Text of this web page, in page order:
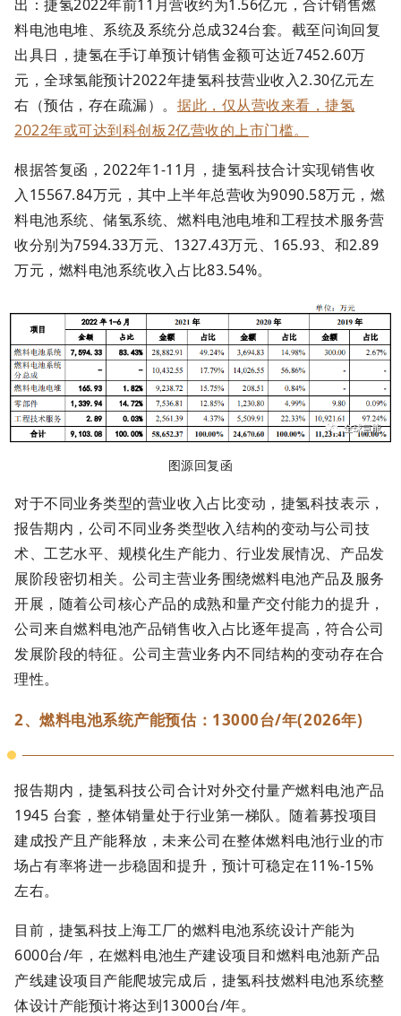
出：捷氢2022年前11月营收约为1.56亿元，合计销售燃
料电池电堆、系统及系统分总成324台套。截至问询回复
出具日，捷氢在手订单预计销售金额可达近7452.60万
元，全球氢能预计2022年捷氢科技营业收入2.30亿元左
右（预估，存在疏漏）。 据此，仅从营收来看，捷氢
2022年或可达到科创板2亿营收的上市门槛。
根据答复函，2022年1-11月，捷氢科技合计实现销售收
入15567.84万元，其中上半年总营收为9090.58万元，燃
料电池系统、储氢系统、燃料电池电堆和工程技术服务营
收分别为7594.33万元、1327.43万元、165.93、和2.89
万元，燃料电池系统收入占比83.54%。
图源回复函
对于不同业务类型的营业收入占比变动，捷氢科技表示，
报告期内，公司不同业务类型收入结构的变动与公司技
术、工艺水平、规模化生产能力、行业发展情况、产品发
展阶段密切相关。公司主营业务围绕燃料电池产品及服务
开展，随着公司核心产品的成熟和量产交付能力的提升，
公司来自燃料电池产品销售收入占比逐年提高，符合公司
发展阶段的特征。公司主营业务内不同结构的变动存在合
理性。
2、燃料电池系统产能预估：13000台/年(2026年)
报告期内，捷氢科技公司合计对外交付量产燃料电池产品
1945 台套，整体销量处于行业第一梯队。随着募投项目
建成投产且产能释放，未来公司在整体燃料电池行业的市
场占有率将进一步稳固和提升，预计可稳定在11%-15%
左右。
目前，捷氢科技上海工厂的燃料电池系统设计产能为
6000台/年，在燃料电池生产建设项目和燃料电池新产品
产线建设项目产能爬坡完成后，捷氢科技燃料电池系统整
体设计产能预计将达到13000台/年。